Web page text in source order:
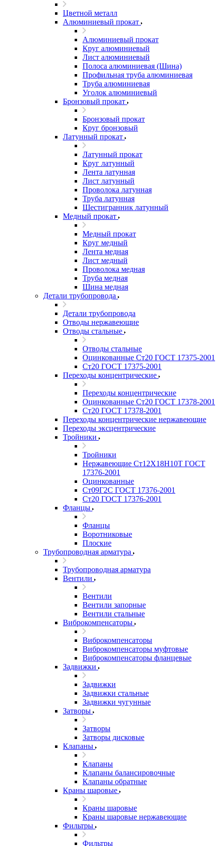
Цветной металл
Алюминиевый прокат
Алюминиевый прокат
Круг алюминиевый
Лист алюминиевый
Полоса алюминиевая (Шина)
Профильная труба алюминиевая
Труба алюминиевая
Уголок алюминиевый
Бронзовый прокат
Бронзовый прокат
Круг бронзовый
Латунный прокат
Латунный прокат
Круг латунный
Лента латунная
Лист латунный
Проволока латунная
Труба латунная
Шестигранник латунный
Медный прокат
Медный прокат
Круг медный
Лента медная
Лист медный
Проволока медная
Труба медная
Шина медная
Детали трубопровода
Детали трубопровода
Отводы нержавеющие
Отводы стальные
Отводы стальные
Оцинкованные Ст20 ГОСТ 17375-2001
Ст20 ГОСТ 17375-2001
Переходы концентрические
Переходы концентрические
Оцинкованные Ст20 ГОСТ 17378-2001
Ст20 ГОСТ 17378-2001
Переходы концентрические нержавеющие
Переходы эксцентрические
Тройники
Тройники
Нержавеющие Ст12Х18Н10Т ГОСТ
17376-2001
Оцинкованные
Ст09Г2С ГОСТ 17376-2001
Ст20 ГОСТ 17376-2001
Фланцы
Фланцы
Воротниковые
Плоские
Трубопроводная арматура
Трубопроводная арматура
Вентили
Вентили
Вентили запорные
Вентили стальные
Виброкомпенсаторы
Виброкомпенсаторы
Виброкомпенсаторы муфтовые
Виброкомпенсаторы фланцевые
Задвижки
Задвижки
Задвижки стальные
Задвижки чугунные
Затворы
Затворы
Затворы дисковые
Клапаны
Клапаны
Клапаны балансировочные
Клапаны обратные
Краны шаровые
Краны шаровые
Краны шаровые нержавеющие
Фильтры
Фильтры